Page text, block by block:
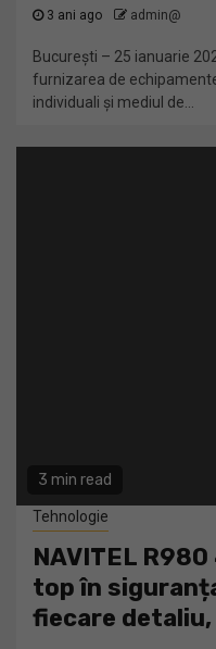
3 ani ago admin@
București – 25 ianuarie
furnizarea de
individuali și mediul de...
3 min read
Tehnologie
NAVITEL
top în
fiecare